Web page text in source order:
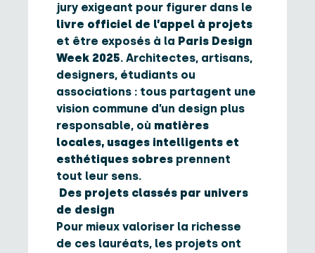
jury exigeant pour figurer dans le
livre officiel de l’appel à projets
et être exposés à la Paris Design
Week 2025. Architectes, artisans,
designers, étudiants ou
associations : tous partagent une
vision commune d’un design plus
responsable, où matières
locales, usages intelligents et
esthétiques sobres prennent
tout leur sens.
Des projets classés par univers
de design
Pour mieux valoriser la richesse
de ces lauréats, les projets ont